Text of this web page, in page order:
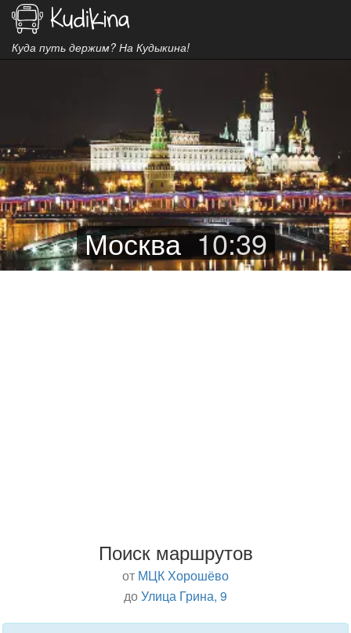
Куда путь держим? На Кудыкина!
Москва 10:39
Поиск маршрутов
от МЦК Хорошёво
доУлица Грина, 9